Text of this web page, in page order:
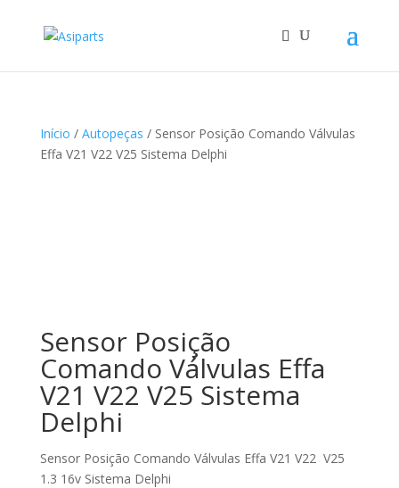
Início / Autopeças / Sensor Posição Comando Válvulas
Effa V21 V22 V25 Sistema Delphi
Sensor Posição
Comando Válvulas Effa
V21 V22 V25 Sistema
Delphi
Sensor Posição Comando Válvulas Effa V21 V22 V25
1.3 16v Sistema Delphi